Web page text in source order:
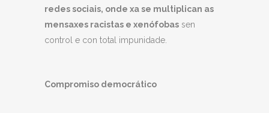
redes sociais, onde xa se multiplican as
mensaxes racistas e xenófobas sen
control e con total impunidade.
Compromiso democrático